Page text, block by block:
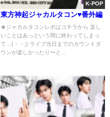
K-POP
東方神起ジャカルタコン♥番外編
★ジャカルタコンレポはコチラから 楽し
いことはあっという間に終わってしまっ
て…(・・;) ライブ当日までのカウントダ
ウンが楽しかったり〜と...